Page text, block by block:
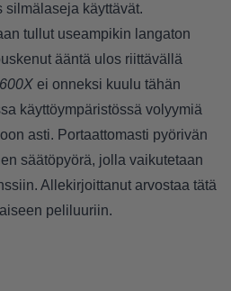
silmälaseja käyttävät.
tullut useampikin langaton
ääntä ulos riittävällä
ei onneksi kuulu tähän
käyttöympäristössä volyymiä
asti. Portaattomasti pyörivän
säätöpyörä, jolla vaikutetaan
Allekirjoittanut arvostaa tätä
peliluuriin.